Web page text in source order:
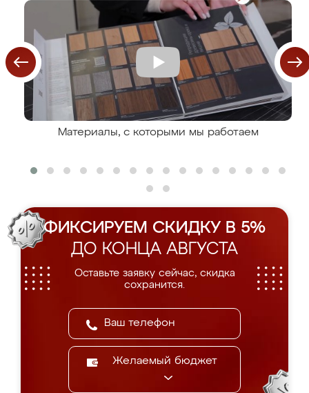
Материалы, с которыми мы работаем
ФИКСИРУЕМ СКИДКУ В 5%
ДО КОНЦА АВГУСТА
Оставьте заявку сейчас, скидка
сохранится.
Желаемый бюджет